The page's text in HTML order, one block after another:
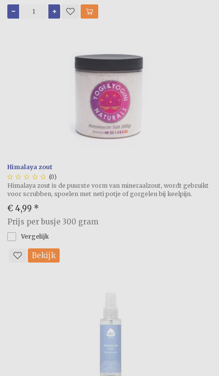
Himalaya zout
     (0)
Himalaya zout is de puurste vorm van mineraalzout, wordt gebruikt
voor scrubben, spoelen met neti potje of gorgelen bij keelpijn.
€ 4,99 *
Prijs per busje 300 gram
Vergelijk
Bekijk